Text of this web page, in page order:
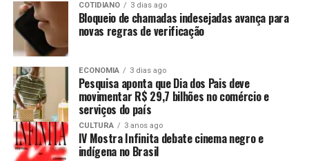
COTIDIANO 3 dias ago
Bloqueio de chamadas indesejadas avança para
novas regras de verificação
ECONOMIA 3 dias ago
Pesquisa aponta que Dia dos Pais deve
movimentar R$ 29,7 bilhões no comércio e
serviços do país
CULTURA 3 anos ago
IV Mostra Infinita debate cinema negro e
indígena no Brasil